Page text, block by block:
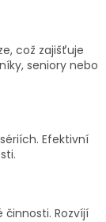
což zajišťuje
seniory nebo
Efektivní
Rozvíjí